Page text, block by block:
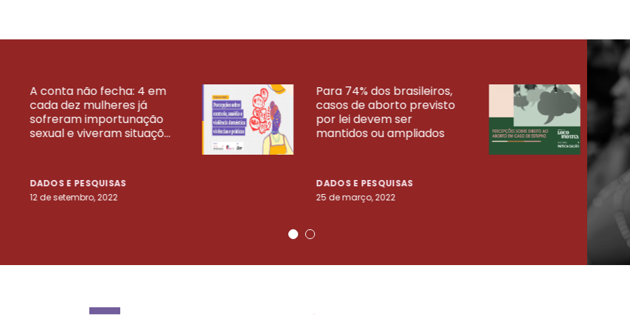
A conta não fecha: 4 em
cada dez mulheres já
sofreram importunação
sexual e viveram situaçõ...
DADOS E PESQUISAS
12 de setembro, 2022
Para 74% dos brasileiros,
casos de aborto previsto
por lei devem ser
mantidos ou ampliados
DADOS E PESQUISAS
25 de março, 2022
23
VEJA MAIS PESQUISAS